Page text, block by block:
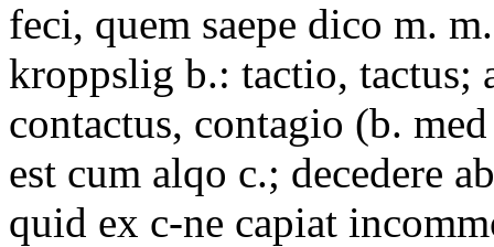
feci, quem saepe dico m.
kroppslig b.: tactio, tactus;
contactus, contagio (b.
est cum alqo c.; decedere
quid ex c-ne capiat